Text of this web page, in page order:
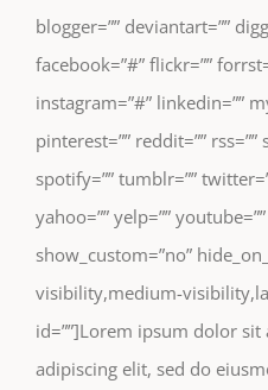
blogger=”” deviantart=””
facebook=”#” flickr=””
instagram=”#” linkedin=””
pinterest=”” reddit=””
spotify=”” tumblr=””
yahoo=”” yelp=””
show_custom=”no”
visibility,medium-
id=””]Lorem ipsum dolor
adipiscing elit, sed do